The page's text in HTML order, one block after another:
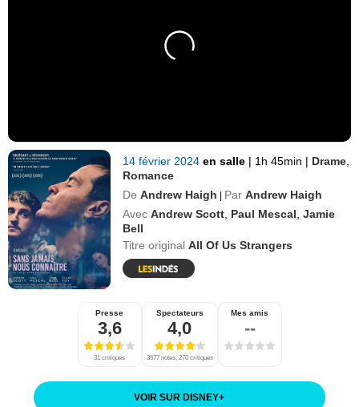
14 février 2024en salle | 1h 45min | Drame
Romance
De Andrew Haigh | Par Andrew Haigh
Avec Andrew Scott Paul Mescal ,Jamie
Bell
Titre originalAll Of Us Strangers
Presse
3,6
31 critiques
Spectateurs
4,0
3677 notes, 270 critiques
Mes amis
--
VOIR SUR DISNEY+